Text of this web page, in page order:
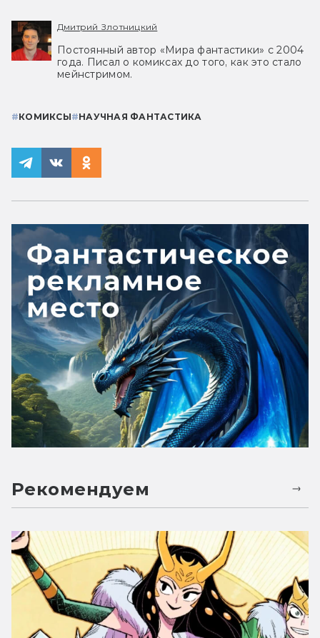
Дмитрий Злотницкий
Постоянный автор «Мира фантастики» с 2004
года. Писал о комиксах до того, как это стало
мейнстримом.
#КОМИКСЫ#НАУЧНАЯ ФАНТАСТИКА
Рекомендуем